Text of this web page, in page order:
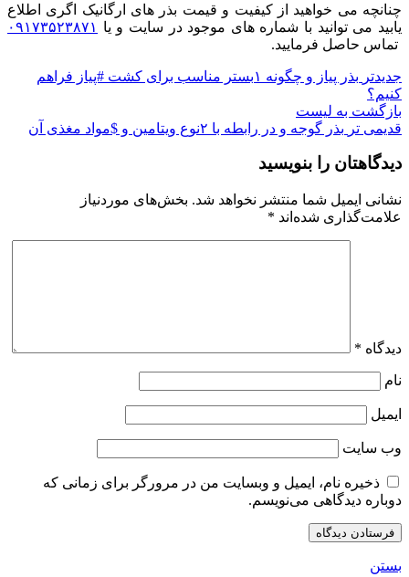
چنانچه می خواهید از کیفیت و قیمت بذر های ارگانیک اگری اطلاع
یابید می توانید با شماره های موجود در سایت و یا ۰۹۱۷۳۵۲۳۸۷۱
تماس حاصل فرمایید.
جدیدتر
بذر پیاز و چگونه ۱بستر مناسب برای کشت #پیاز فراهم
کنیم؟
بازگشت به لیست
قدیمی تر بذر گوجه و در رابطه با ۲نوع ویتامین و $مواد مغذی آن
دیدگاهتان را بنویسید
نشانی ایمیل شما منتشر نخواهد شد. بخش‌های موردنیاز
علامت‌گذاری شده‌اند *
دیدگاه *
نام
ایمیل
وب‌ سایت
ذخیره نام، ایمیل و وبسایت من در مرورگر برای زمانی که
دوباره دیدگاهی می‌نویسم.
بستن